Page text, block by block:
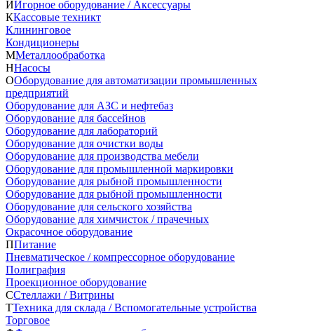
ИИгорное оборудование / Аксессуары
ККассовые техникт
Клининговое
Кондиционеры
ММеталлообработка
ННасосы
ООборудование для автоматизации промышленных
предприятий
Оборудование для АЗС и нефтебаз
Оборудование для бассейнов
Оборудование для лабораторий
Оборудование для очистки воды
Оборудование для производства мебели
Оборудование для промышленной маркировки
Оборудование для рыбной промышленности
Оборудование для рыбной промышленности
Оборудование для сельского хозяйства
Оборудование для химчисток / прачечных
Окрасочное оборудование
ППитание
Пневматическое / компрессорное оборудование
Полиграфия
Проекционное оборудование
ССтеллажи / Витрины
ТТехника для склада / Вспомогательные устройства
Торговое